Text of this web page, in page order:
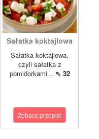
Sałatka koktajlowa
Sałatka koktajlowa,
czyli sałatka z
pomidorkami... ⇖ 32
Zobacz przepis!